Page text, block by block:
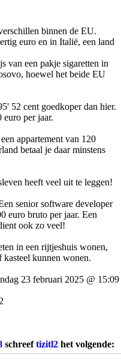
binnen de EU.
euro en in Italië, een land
van een pakje sigaretten in
hoewel het beide EU
52 cent goedkoper dan hier.
euro per jaar.
appartement van 120
betaal je daar minstens
heeft veel uit te leggen!
senior software developer
euro bruto per jaar. Een
ook zo veel!
in een rijtjeshuis wonen,
kunnen wonen.
23 februari 2025 @ 15:09
schreeftizitl2 het volgende: